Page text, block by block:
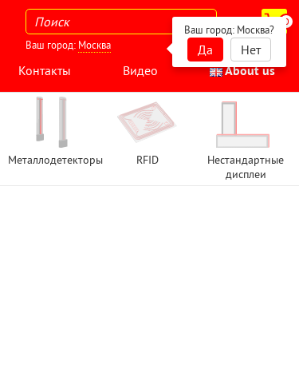
0
Ваш город: Москва
Ваш город: Москва?
Да
Нет
Контакты Видео About us
Металлодетекторы RFID
Нестандартные
дисплеи